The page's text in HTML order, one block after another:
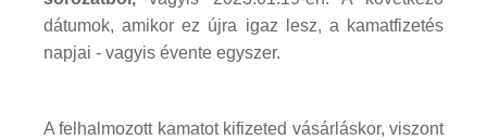
dátumok, amikor ez újra igaz lesz, a kamatfizetés
napjai - vagyis évente egyszer.
A felhalmozott kamatot kifizeted vásárláskor, viszont